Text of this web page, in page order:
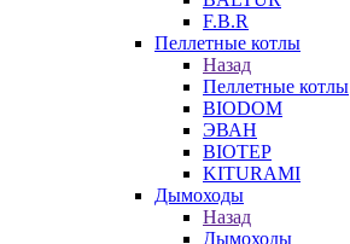
F.B.R
Пеллетные котлы
Назад
Пеллетные котлы
BIODOM
ЭВАН
BIOTEP
KITURAMI
Дымоходы
Назад
Дымоходы